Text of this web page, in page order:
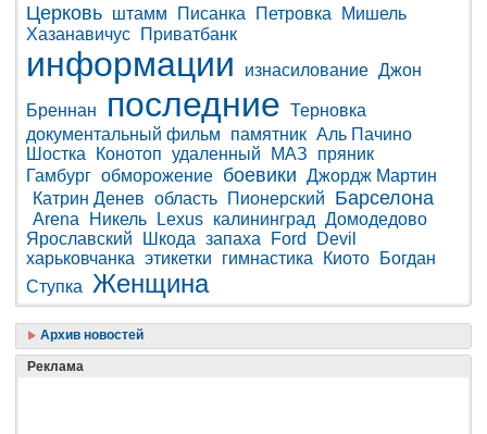
Церковь штамм Писанка Петровка
Мишель
Хазанавичус
Приватбанк
информации изнасилование Джон
Бреннан последние Терновка
документальный фильм
памятник Аль Пачино
Шостка
Конотоп удаленный МАЗ
пряник
Гамбург обморожение боевики Джордж Мартин
Катрин Денев область Пионерский Барселона
Arena Никель Lexus калининград Домодедово
Ярославский
Шкода запаха Ford
Devil
харьковчанка этикетки гимнастика Киото
Богдан
Ступка
Женщина
Архив новостей
Реклама